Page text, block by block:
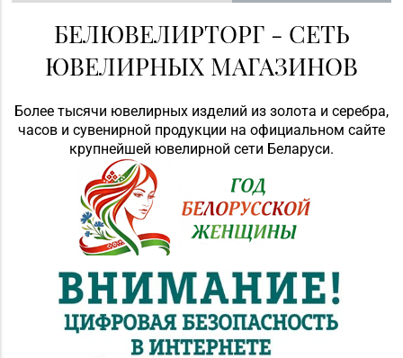
БЕЛЮВЕЛИРТОРГ - СЕТЬ
ЮВЕЛИРНЫХ МАГАЗИНОВ
Более тысячи ювелирных изделий из золота и серебра,
часов и сувенирной продукции на официальном сайте
крупнейшей ювелирной сети Беларуси.